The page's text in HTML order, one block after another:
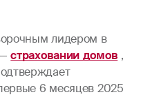
лидером в
—страховании домов ,
6 месяцев 2025